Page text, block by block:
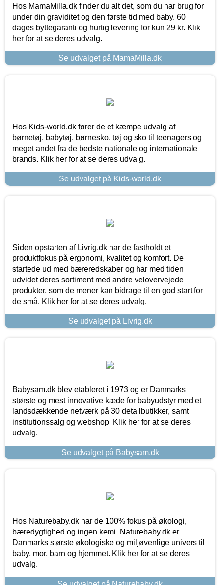
Hos MamaMilla.dk finder du alt det, som du har brug for
under din graviditet og den første tid med baby. 60
dages byttegaranti og hurtig levering for kun 29 kr. Klik
her for at se deres udvalg.
Se udvalget på MamaMilla.dk
Hos Kids-world.dk fører de et kæmpe udvalg af
børnetøj, babytøj, børnesko, tøj og sko til teenagers og
meget andet fra de bedste nationale og internationale
brands. Klik her for at se deres udvalg.
Se udvalget på Kids-world.dk
Siden opstarten af Livrig.dk har de fastholdt et
produktfokus på ergonomi, kvalitet og komfort. De
startede ud med bæreredskaber og har med tiden
udvidet deres sortiment med andre velovervejede
produkter, som de mener kan bidrage til en god start for
de små. Klik her for at se deres udvalg.
Se udvalget på Livrig.dk
Babysam.dk blev etableret i 1973 og er Danmarks
største og mest innovative kæde for babyudstyr med et
landsdækkende netværk på 30 detailbutikker, samt
institutionssalg og webshop. Klik her for at se deres
udvalg.
Se udvalget på Babysam.dk
Hos Naturebaby.dk har de 100% fokus på økologi,
bæredygtighed og ingen kemi. Naturebaby.dk er
Danmarks største økologiske og miljøvenlige univers til
baby, mor, barn og hjemmet. Klik her for at se deres
udvalg.